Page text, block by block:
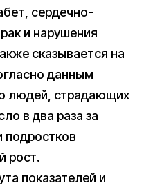
сердечно-
и нарушения
сказывается на
данным
людей, страдающих
в два раза за
подростков
рост.
показателей и